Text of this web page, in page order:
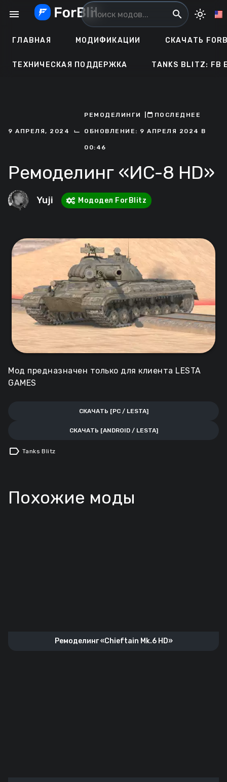
menu search light_mode
ГЛАВНАЯ МОДИФИКАЦИИ СКАЧАТЬ
ТЕХНИЧЕСКАЯ ПОДДЕРЖКА TANKS BLITZ: FB
9 АПРЕЛЯ, 2024 ⌙
РЕМОДЕЛИНГИ ㅤПОСЛЕДНЕЕ
ОБНОВЛЕНИЕ: 9 АПРЕЛЯ 2024 В
00:46
Ремоделинг «ИС-8 HD»
Yuji Мододел ForBlitz
Мод предназначен только для клиента LESTA
GAMES
СКАЧАТЬ [PC / LESTA]
СКАЧАТЬ [ANDROID / LESTA]
label Tanks Blitz
Похожие моды
Ремоделинг «Chieftain Mk.6 HD»